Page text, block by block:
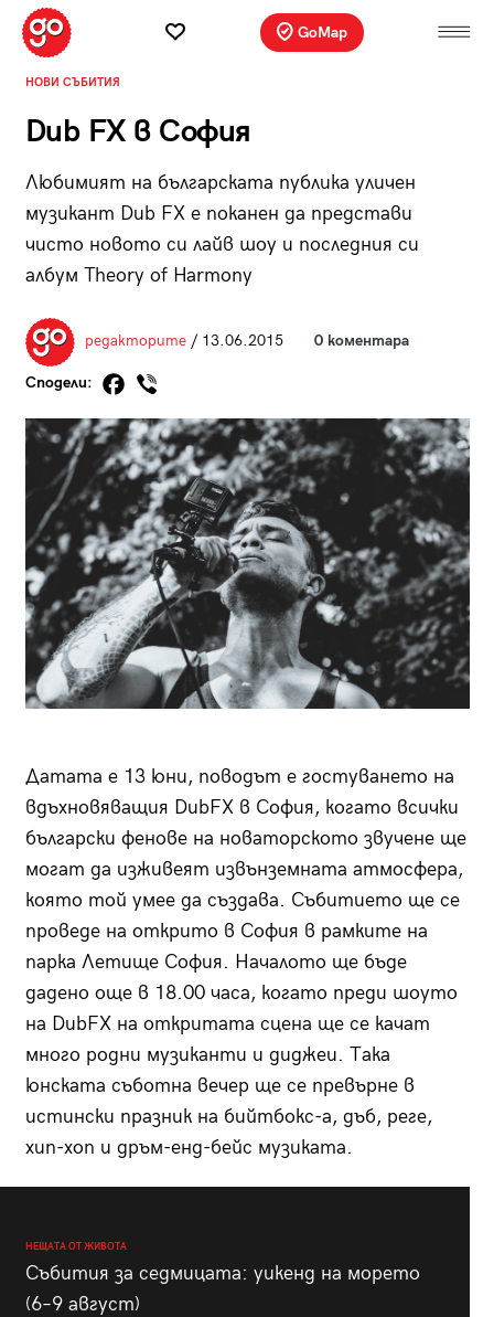
GoMap
НОВИ СЪБИТИЯ
Dub FX в София
Любимият на българската публика уличен
музикант Dub FX е поканен да представи
чисто новото си лайв шоу и последния си
албум Theory of Harmony
редакторите/ 13.06.2015 0 коментара
Сподели:
Датата е 13 юни, поводът е гостуването на
вдъхновяващия DubFX в София, когато всички
български фенове на новаторското звучене ще
могат да изживеят извънземната атмосфера,
която той умее да създава. Събитието ще се
проведе на открито в София в рамките на
парка Летище София. Началото ще бъде
дадено още в 18.00 часа, когато преди шоуто
на DubFX на откритата сцена ще се качат
много родни музиканти и диджеи. Така
юнската съботна вечер ще се превърне в
истински празник на бийтбокс-а, дъб, реге,
хип-хоп и дръм-енд-бейс музиката.
НЕЩАТА ОТ ЖИВОТА
Събития за седмицата: уикенд на морето
(6–9 август)